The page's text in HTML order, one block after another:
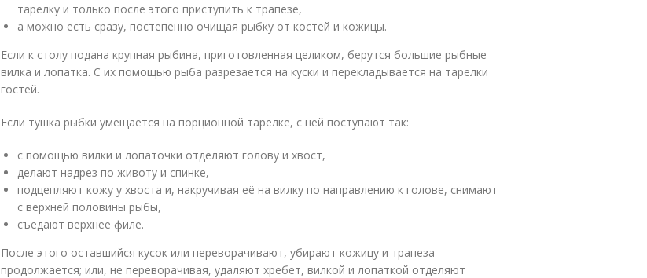
тарелку и только после этого приступить к трапезе,
а можно есть сразу, постепенно очищая рыбку от костей и кожицы.
Если к столу подана крупная рыбина, приготовленная целиком, берутся большие рыбные
вилка и лопатка. С их помощью рыба разрезается на куски и перекладывается на тарелки
гостей.
Если тушка рыбки умещается на порционной тарелке, с ней поступают так:
с помощью вилки и лопаточки отделяют голову и хвост,
делают надрез по животу и спинке,
подцепляют кожу у хвоста и, накручивая её на вилку по направлению к голове, снимают
с верхней половины рыбы,
съедают верхнее филе.
После этого оставшийся кусок или переворачивают, убирают кожицу и трапеза
продолжается; или, не переворачивая, удаляют хребет, вилкой и лопаткой отделяют